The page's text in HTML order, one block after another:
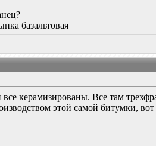
базальтовая
все керамизированы. Все там
этой самой битумки,